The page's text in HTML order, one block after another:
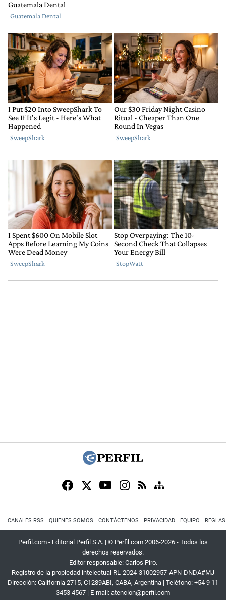
CANALES RSS QUIENES SOMOS CONTÁCTENOS PRIVACIDAD EQUIPO
Perfil.com - Editorial Perfil S.A. | © Perfil.com 2006-2026 - Todos los
derechos reservados.
Editor responsable: Carlos Piro.
Registro de la propiedad intelectual RL-2024-31002957-APN-DNDA#MJ
Dirección: California 2715, C1289ABI, CABA, Argentina | Teléfono: +54 9 11
3453 4567 | E-mail: atencion@perfil.com